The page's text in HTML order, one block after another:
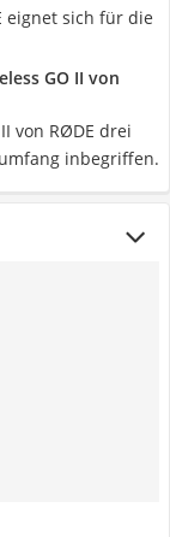
eignet sich für die
GO II von
von RØDE ‎drei
inbegriffen.